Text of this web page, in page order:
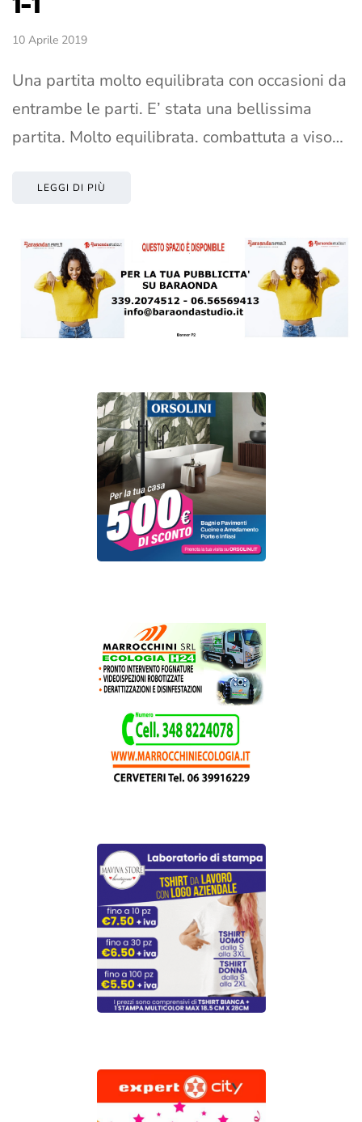
10 Aprile 2019
Una partita molto equilibrata con occasioni da
entrambe le parti. E’ stata una bellissima
partita. Molto equilibrata. combattuta a viso…
LEGGI DI PIÙ